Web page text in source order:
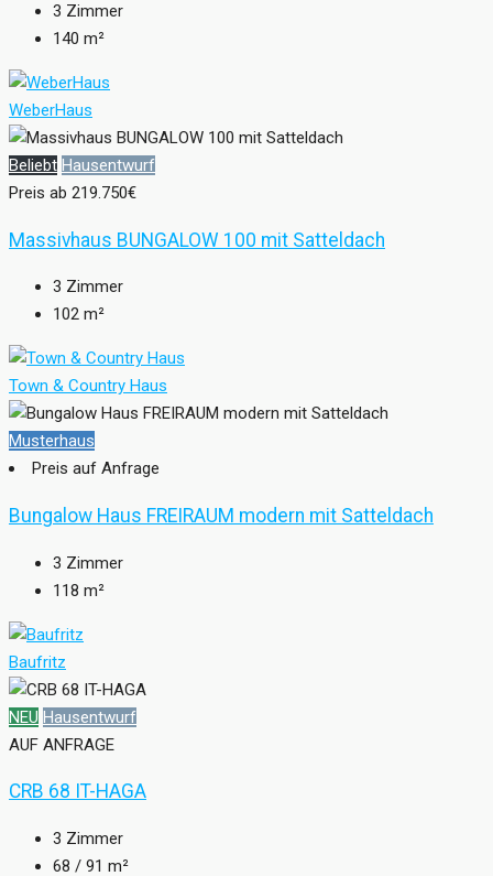
3 Zimmer
140 m²
WeberHaus
Beliebt Hausentwurf
Preis ab 219.750€
Massivhaus BUNGALOW 100 mit Satteldach
3 Zimmer
102 m²
Town & Country Haus
Musterhaus
Preis auf Anfrage
Bungalow Haus FREIRAUM modern mit Satteldach
3 Zimmer
118 m²
Baufritz
NEU Hausentwurf
AUF ANFRAGE
CRB 68 IT-HAGA
3 Zimmer
68 / 91 m²